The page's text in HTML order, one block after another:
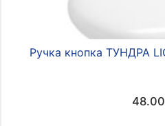
Ручка кнопка ТУНДРА
48.00